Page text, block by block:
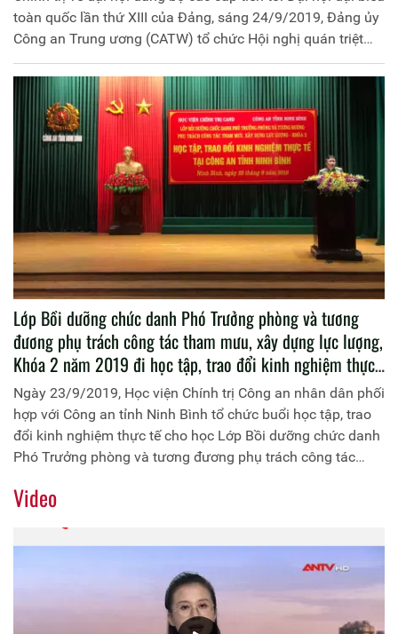
toàn quốc lần thứ XIII của Đảng, sáng 24/9/2019, Đảng ủy
Công an Trung ương (CATW) tổ chức Hội nghị quán triệt
Chỉ thị số 35 của Bộ Chính trị và quán triệt Thông tri số 01-
TT/ĐUCA ngày 19-9-2019 của Đảng ủy CATW về đại hội
đảng các cấp trong Công an nhân dân (nhiệm kỳ 2020-
2025) đến đội ngũ lãnh đạo chủ chốt trong Công an nhân
Lớp Bồi dưỡng chức danh Phó Trưởng phòng và tương
đương phụ trách công tác tham mưu, xây dựng lực lượng,
Khóa 2 năm 2019 đi học tập, trao đổi kinh nghiệm thực
tế tại Công an tỉnh Ninh Bình
Ngày 23/9/2019, Học viện Chính trị Công an nhân dân phối
hợp với Công an tỉnh Ninh Bình tổ chức buổi học tập, trao
đổi kinh nghiệm thực tế cho học Lớp Bồi dưỡng chức danh
Phó Trưởng phòng và tương đương phụ trách công tác
an tỉnh Ninh Bình. Đồng chí Thiếu tướng Dương Như Hồng,
Video